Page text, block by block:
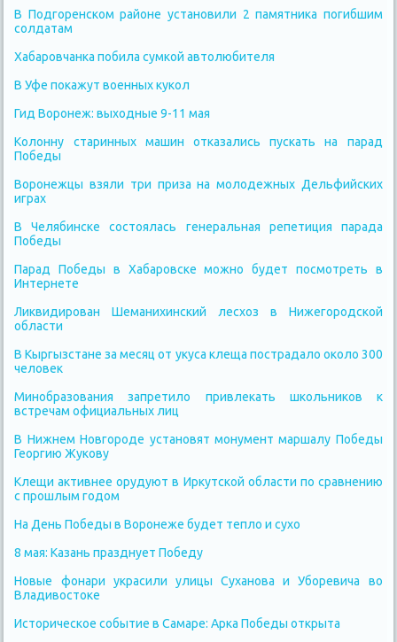
В Подгоренском районе установили 2 памятника погибшим
солдатам
Хабаровчанка побила сумкой автолюбителя
В Уфе покажут военных кукол
Гид Воронеж: выходные 9-11 мая
Колонну старинных машин отказались пускать на парад
Победы
Воронежцы взяли три приза на молодежных Дельфийских
играх
В Челябинске состоялась генеральная репетиция парада
Победы
Парад Победы в Хабаровске можно будет посмотреть в
Интернете
Ликвидирован Шеманихинский лесхоз в Нижегородской
области
В Кыргызстане за месяц от укуса клеща пострадало около 300
человек
Минобразования запретило привлекать школьников к
встречам официальных лиц
В Нижнем Новгороде установят монумент маршалу Победы
Георгию Жукову
Клещи активнее орудуют в Иркутской области по сравнению
с прошлым годом
На День Победы в Воронеже будет тепло и сухо
8 мая: Казань празднует Победу
Новые фонари украсили улицы Суханова и Уборевича во
Владивостоке
Историческое событие в Самаре: Арка Победы открыта